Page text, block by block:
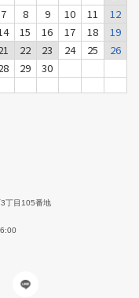
7 8 9 10 11
12
15 16 17 18
19
22 23 24 25
26
29 30
丁目105番地